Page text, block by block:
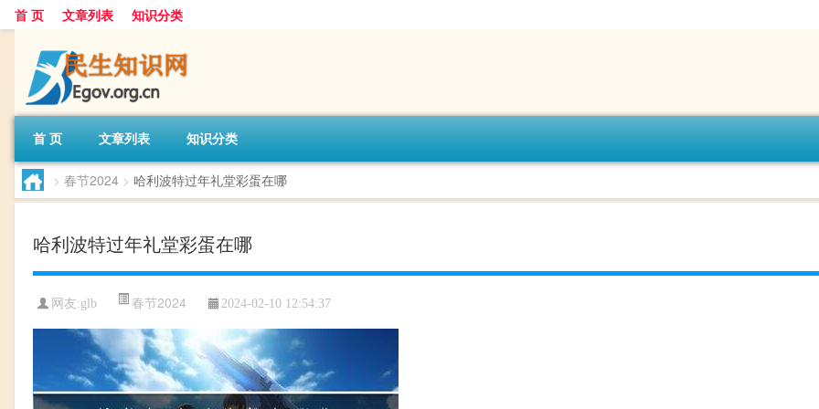
首 页 文章列表 知识分类
首 页 文章列表 知识分类
> 春节2024 > 哈利波特过年礼堂彩蛋在哪
哈利波特过年礼堂彩蛋在哪
网友:glb 春节2024 2024-02-10 12:54:37